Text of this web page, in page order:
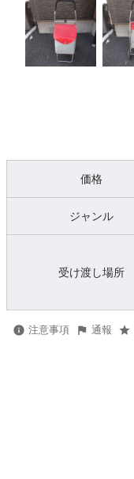
価格
ジャンル
受け渡し場所
注意事項 通報